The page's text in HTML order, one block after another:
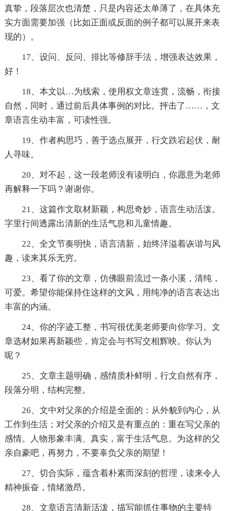
真挚，段落层次也清楚，只是内容还太单薄了，在具体充
实方面需要加强（比如正面或反面的例子都可以展开来表
现的）。
17、设问、反问、排比等修辞手法，增强表达效果，
好！
18、本文以…为线索，使用权文章连贯，流畅，衔接
自然，同时，通过前后具体事例的对比。抨击了……，文
章语言生动丰富，可读性强。
19、作者构思巧，善于选点展开，行文跌宕起伏，耐
人寻味。
20、对不起，这一段老师没有读明白，你愿意为老师
再解释一下吗？谢谢你。
21、这篇作文取材新颖，构思奇妙，语言生动活泼。
字里行间透露出清新的生活气息和儿童情趣。
22、全文节奏明快，语言清新，始终洋溢着诙谐与风
趣，读来其乐无穷。
23、看了你的文章，仿佛眼前流过一条小溪，清纯，
可爱。希望你能保持住这样的文风，用纯净的语言表达出
丰富的内涵。
24、你的字迹工整，书写很优美老师要向你学习。文
章选材如果再新颖些，肯定会与书写交相辉映。你认为
呢？
25、文章主题明确，感情质朴鲜明，行文自然有序，
段落分明，结构完整。
26、文中对父亲的介绍是全面的：从外貌到内心，从
工作到生活；对父亲的介绍又是有重点的：重在写父亲的
感情。人物形象丰满、真实，富于生活气息。为这样的父
亲自豪吧，再努力，不要辜负父亲的期望！
27、切合实际，蕴含着朴素而深刻的哲理，读来令人
精神振奋，情绪激昂。
28、文章语言清新活泼，描写能抓住事物的主要特